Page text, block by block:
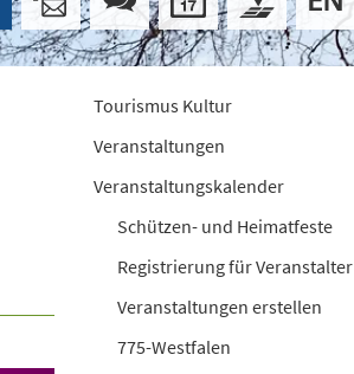
Tourismus Kultur
Veranstaltungen
Veranstaltungskalender
Schützen- und Heimatfeste
Registrierung für Veranstalter
Veranstaltungen erstellen
775-Westfalen